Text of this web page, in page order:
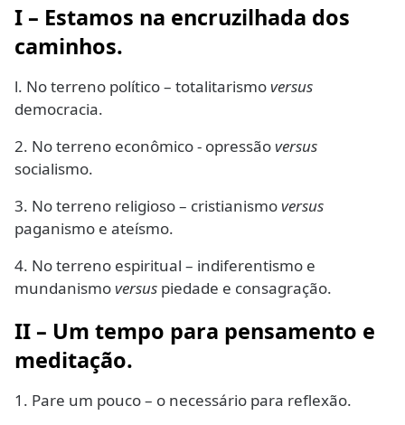
I – Estamos na encruzilhada dos
caminhos.
l. No terreno político – totalitarismoversus
democracia.
2. No terreno econômico - opressãoversus
socialismo.
3. No terreno religioso – cristianismoversus
paganismo e ateísmo.
4. No terreno espiritual – indiferentismo e
mundanismoversus piedade e consagração.
II – Um tempo para pensamento e
meditação.
1. Pare um pouco – o necessário para reflexão.